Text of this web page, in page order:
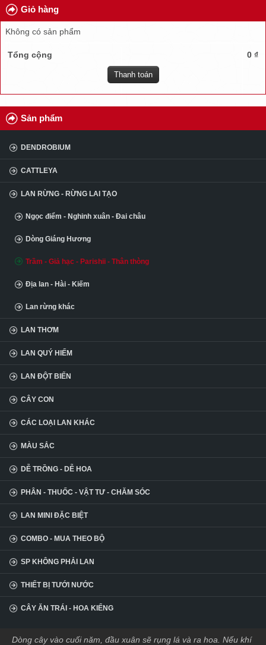
TUYỂN DỤNG
ĐẠI LÝ
CÂU HỎI
Giỏ hàng
Không có sản phẩm
0 ₫
Tổng cộng
Thanh toán
Sản phẩm
DENDROBIUM
CATTLEYA
LAN RỪNG - RỪNG LAI TẠO
Ngọc điểm - Nghinh xuân - Đai châu
Dòng Giáng Hương
Trầm - Giả hạc - Parishii - Thân thòng
Địa lan - Hài - Kiếm
Lan rừng khác
LAN THƠM
LAN QUÝ HIẾM
LAN ĐỘT BIẾN
CÂY CON
CÁC LOẠI LAN KHÁC
MÀU SẮC
DỄ TRỒNG - DỄ HOA
PHÂN - THUỐC - VẬT TƯ - CHĂM SÓC
LAN MINI ĐẶC BIỆT
COMBO - MUA THEO BỘ
SP KHÔNG PHẢI LAN
THIẾT BỊ TƯỚI NƯỚC
CÂY ĂN TRÁI - HOA KIỂNG
Dòng cây vào cuối năm, đầu xuân sẽ rụng lá và ra hoa. Nếu khí